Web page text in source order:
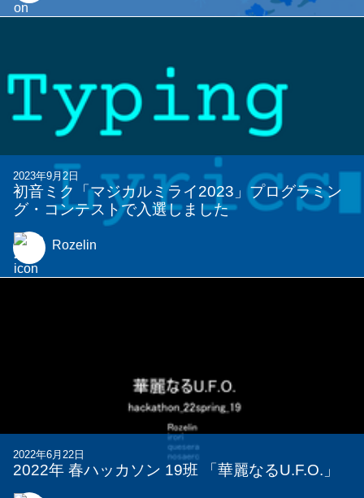
2023年9月2日
初音ミク「マジカルミライ2023」プログラミン
グ・コンテストで入選しました
Rozelin
2022年6月22日
2022年 春ハッカソン 19班 「華麗なるU.F.O.」